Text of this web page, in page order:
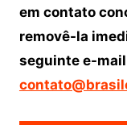
em contato
removê-la
seguinte e-